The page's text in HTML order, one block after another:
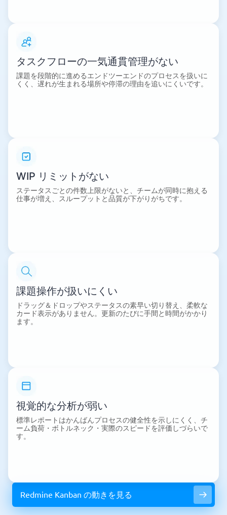
タスクフローの一気通貫管理がない
課題を段階的に進めるエンドツーエンドのプロセスを扱いに
くく、遅れが生まれる場所や停滞の理由を追いにくいです。
WIP リミットがない
ステータスごとの件数上限がないと、チームが同時に抱える
仕事が増え、スループットと品質が下がりがちです。
課題操作が扱いにくい
ドラッグ＆ドロップやステータスの素早い切り替え、柔軟な
カード表示がありません。更新のたびに手間と時間がかかり
ます。
視覚的な分析が弱い
標準レポートはかんばんプロセスの健全性を示しにくく、チ
ーム負荷・ボトルネック・実際のスピードを評価しづらいで
す。
Redmine Kanban の動きを見る